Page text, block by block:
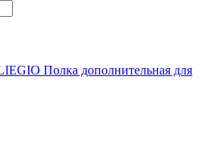
Полка дополнительная для